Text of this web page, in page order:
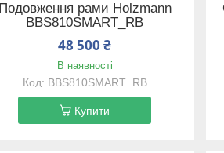
Подовження рами Holzmann
BBS810SMART_RB
48 500 ₴
В наявності
BBS810SMART_RB
Купити